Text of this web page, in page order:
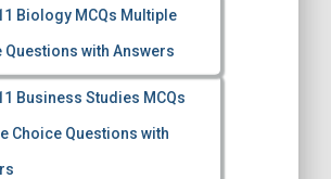
Biology MCQs Multiple
Questions with Answers
Business Studies MCQs
Choice Questions with